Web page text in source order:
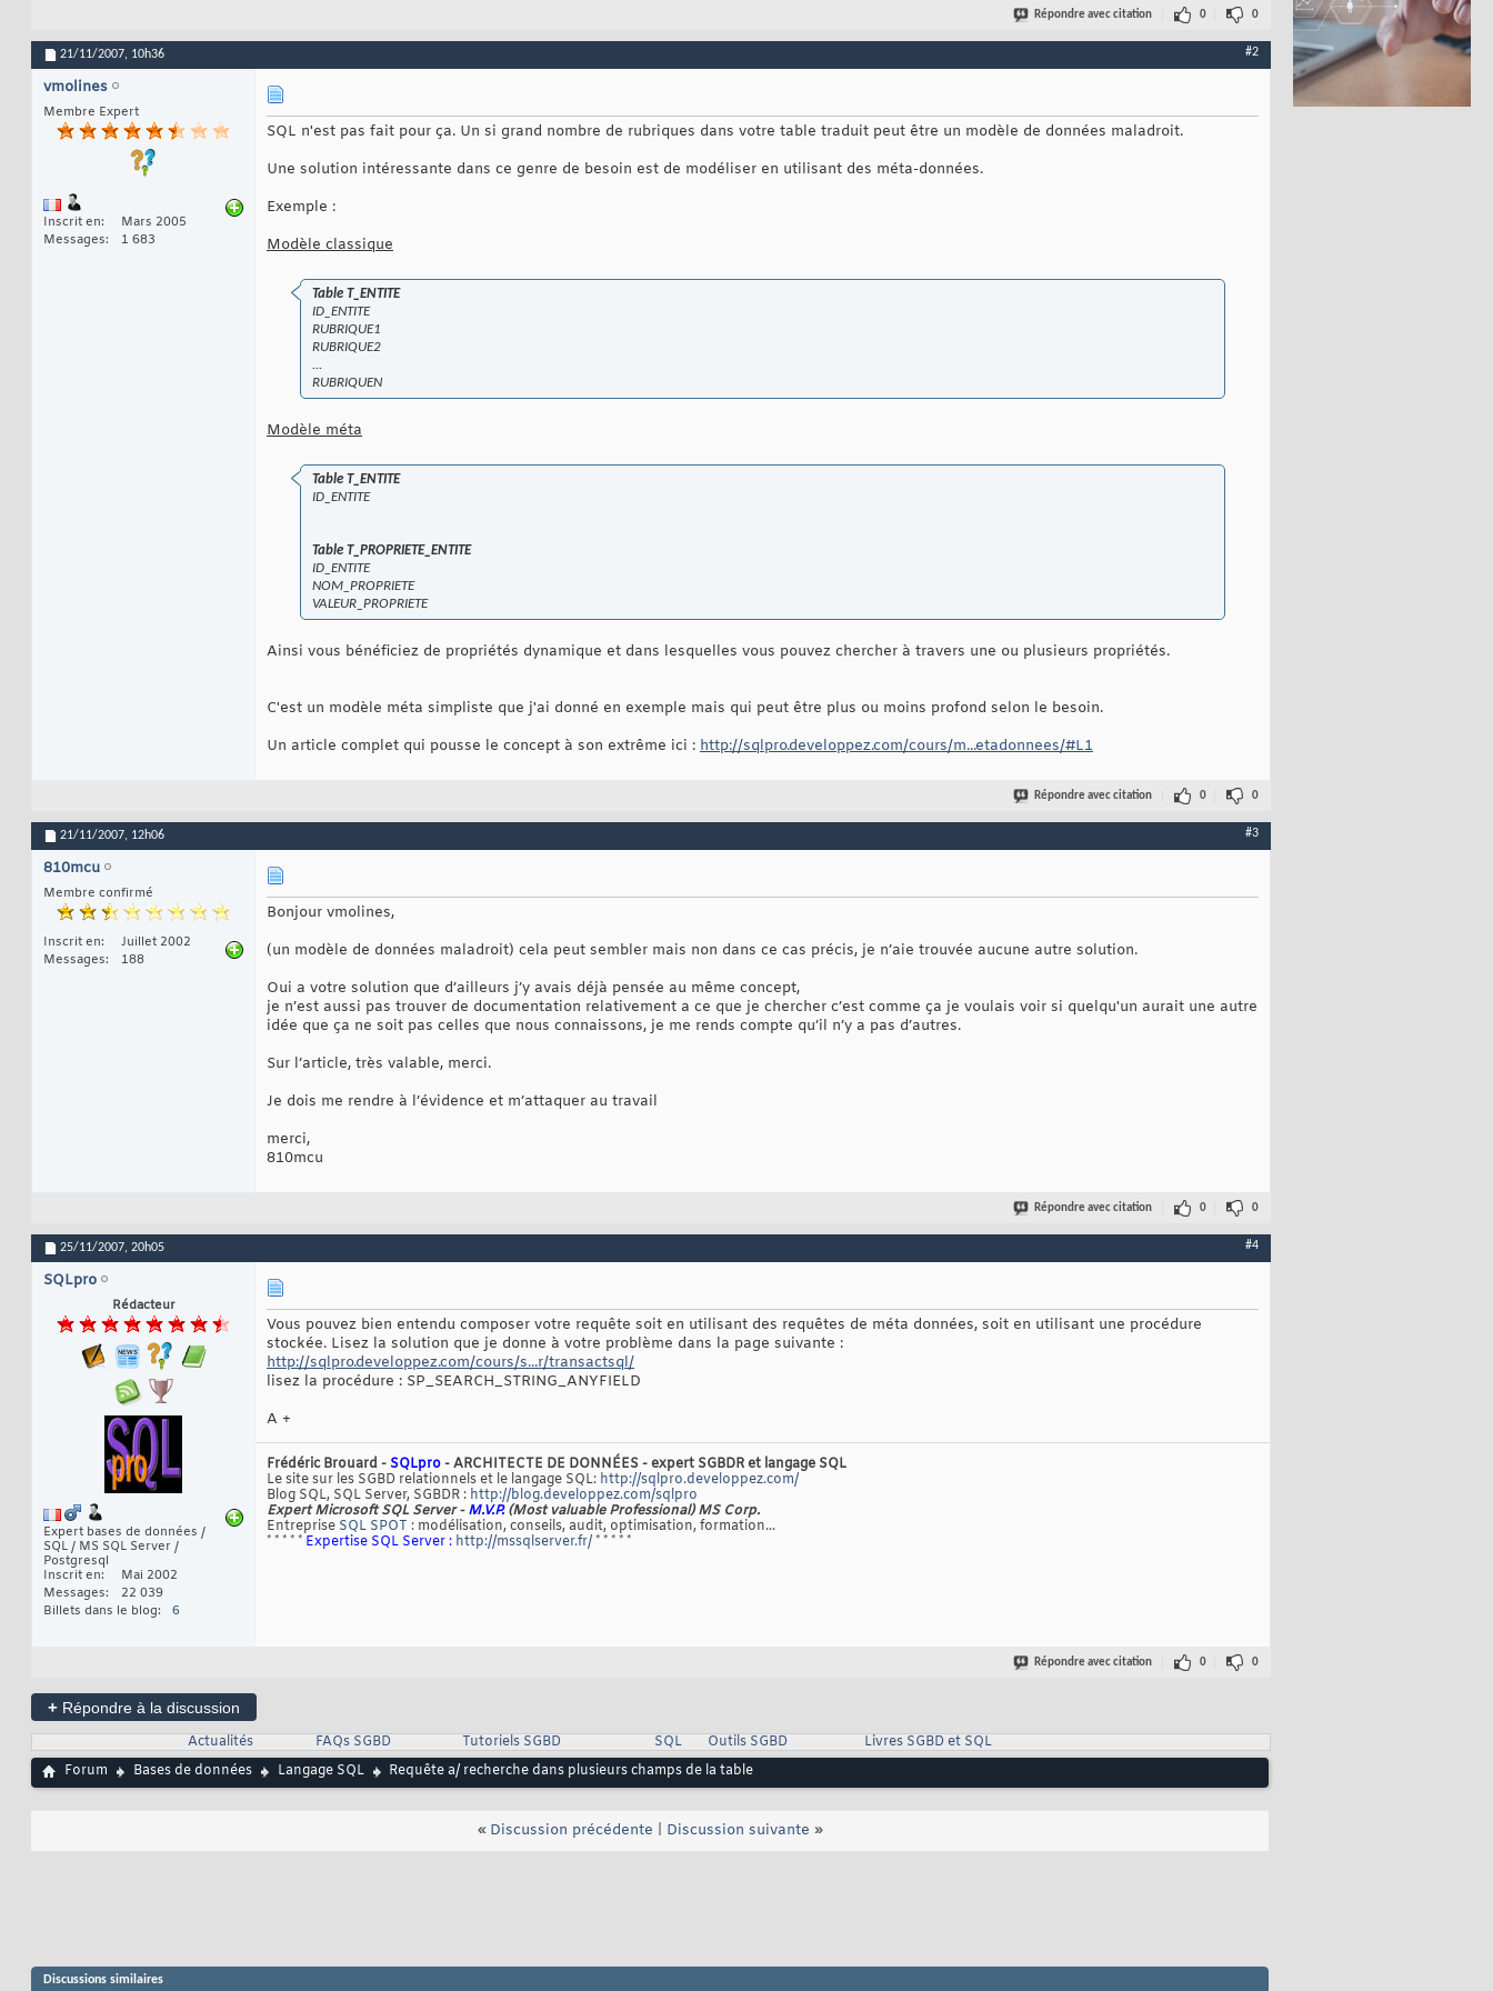
Répondre avec citation 0 0
21/11/2007, 10h36 #2
vmolines
Membre Expert
Inscrit en
Mars 2005
Messages
1 683
SQL n'est pas fait pour ça. Un si grand nombre de rubriques dans votre table traduit peut être un modèle de données maladroit.
Une solution intéressante dans ce genre de besoin est de modéliser en utilisant des méta-données.
Exemple :
Modèle classique
Table T_ENTITE
ID_ENTITE
RUBRIQUE1
RUBRIQUE2
...
RUBRIQUEN
Modèle méta
Table T_ENTITE
ID_ENTITE
Table T_PROPRIETE_ENTITE
ID_ENTITE
NOM_PROPRIETE
VALEUR_PROPRIETE
Ainsi vous bénéficiez de propriétés dynamique et dans lesquelles vous pouvez chercher à travers une ou plusieurs propriétés.
C'est un modèle méta simpliste que j'ai donné en exemple mais qui peut être plus ou moins profond selon le besoin.
Un article complet qui pousse le concept à son extrême ici : http://sqlpro.developpez.com/cours/m...etadonnees/#L1
Répondre avec citation 0 0
21/11/2007, 12h06 #3
810mcu
Membre confirmé
Inscrit en
Juillet 2002
Messages
188
Bonjour vmolines,
(un modèle de données maladroit) cela peut sembler mais non dans ce cas précis, je n’aie trouvée aucune autre solution.
Oui a votre solution que d’ailleurs j’y avais déjà pensée au même concept,
je n’est aussi pas trouver de documentation relativement a ce que je chercher c’est comme ça je voulais voir si quelqu'un aurait une autre
idée que ça ne soit pas celles que nous connaissons, je me rends compte qu’il n’y a pas d’autres.
Sur l’article, très valable, merci.
Je dois me rendre à l’évidence et m’attaquer au travail
merci,
810mcu
Répondre avec citation 0 0
25/11/2007, 20h05 #4
SQLpro
Rédacteur
Expert bases de données /
SQL / MS SQL Server /
Postgresql
Inscrit en
Mai 2002
Messages
22 039
Billets dans le blog
6
Vous pouvez bien entendu composer votre requête soit en utilisant des requêtes de méta données, soit en utilisant une procédure
stockée. Lisez la solution que je donne à votre problème dans la page suivante :
http://sqlpro.developpez.com/cours/s...r/transactsql/
lisez la procédure : SP_SEARCH_STRING_ANYFIELD
A +
Frédéric Brouard - SQLpro- ARCHITECTE DE DONNÉES - expert SGBDR et langage SQL
Le site sur les SGBD relationnels et le langage SQL: http://sqlpro.developpez.com/
Blog SQL, SQL Server, SGBDR : http://blog.developpez.com/sqlpro
Expert Microsoft SQL Server -M.V.P.(Most valuable Professional) MS Corp.
Entreprise SQL SPOT : modélisation, conseils, audit, optimisation, formation...
* * * * * Expertise SQL Server : http://mssqlserver.fr/* * * * *
Répondre avec citation 0 0
+ Répondre à la discussion
Actualités
FAQs SGBD Tutoriels SGBD SQL Outils SGBD
Livres SGBD et SQL
Forum
Bases de données Langage SQL Requête a/ recherche dans plusieurs champs de la table
« Discussion précédente Discussion suivante »
Discussions similaires